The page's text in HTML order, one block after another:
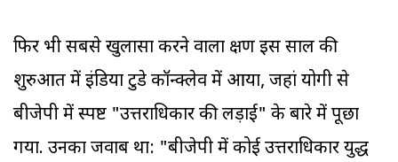
फिर भी सबसे खुलासा करने वाला क्षण इस साल की
शुरुआत में इंडिया टुडे कॉन्क्लेव में आया, जहां योगी से
बीजेपी में स्पष्ट "उत्तराधिकार की लड़ाई" के बारे में पूछा
गया. उनका जवाब था: "बीजेपी में कोई उत्तराधिकार युद्ध